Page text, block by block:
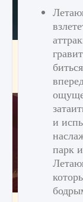
Как
Hawk Ops
9 августа 2024
и
парк